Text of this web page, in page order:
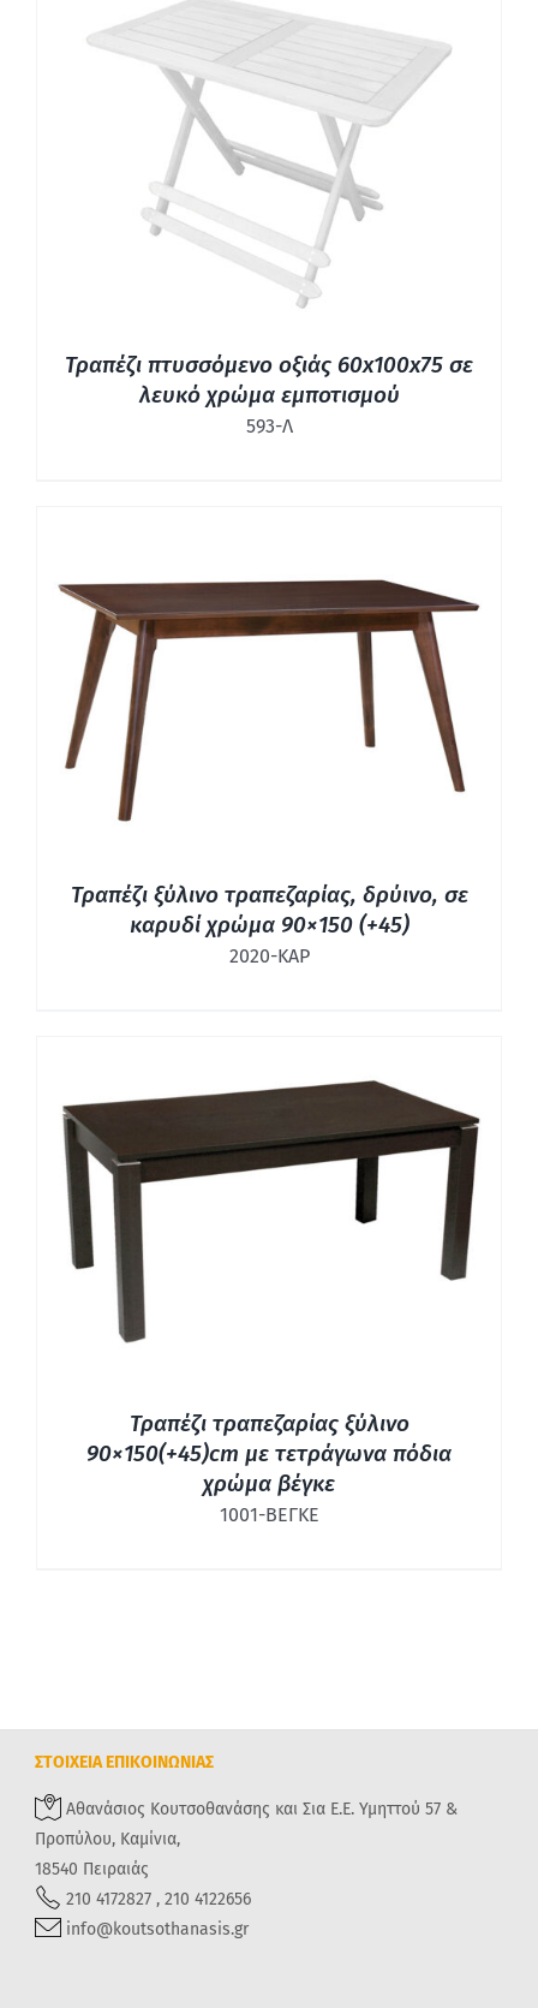
ΛΕΠΤΟΜΈΡΕΙΕΣ
Τραπέζι πτυσσόμενο οξιάς 60x100x75 σε
λευκό χρώμα εμποτισμού
593-Λ
Τραπέζι ξύλινο τραπεζαρίας, δρύινο, σε
καρυδί χρώμα 90×150 (+45)
2020-ΚΑΡ
Τραπέζι τραπεζαρίας ξύλινο
90×150(+45)cm με τετράγωνα πόδια
χρώμα βέγκε
1001-ΒΕΓΚΕ
ΣΤΟΙΧΕΙΑ ΕΠΙΚΟΙΝΩΝΙΑΣ
Αθανάσιος Κουτσοθανάσης και Σια Ε.Ε. Υμηττού 57 &
Προπύλου, Καμίνια,
18540 Πειραιάς
210 4172827 , 210 4122656
info@koutsothanasis.gr